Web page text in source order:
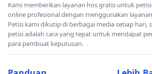
Kami memberikan layanan hos gratis untuk
online profesional dengan menggunakan
Petisi kami dikutip di berbagai media setiap hari,
petisi adalah cara yang tepat untuk mendapat
para pembuat keputusan.